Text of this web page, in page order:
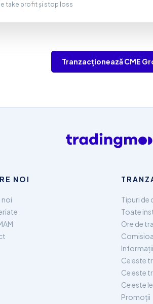
take profit și stop loss
Tranzacționează CME
NOI
noi
Tipuri de
Toate
Ore de
Ce este
Ce este
Ce este
Promoții